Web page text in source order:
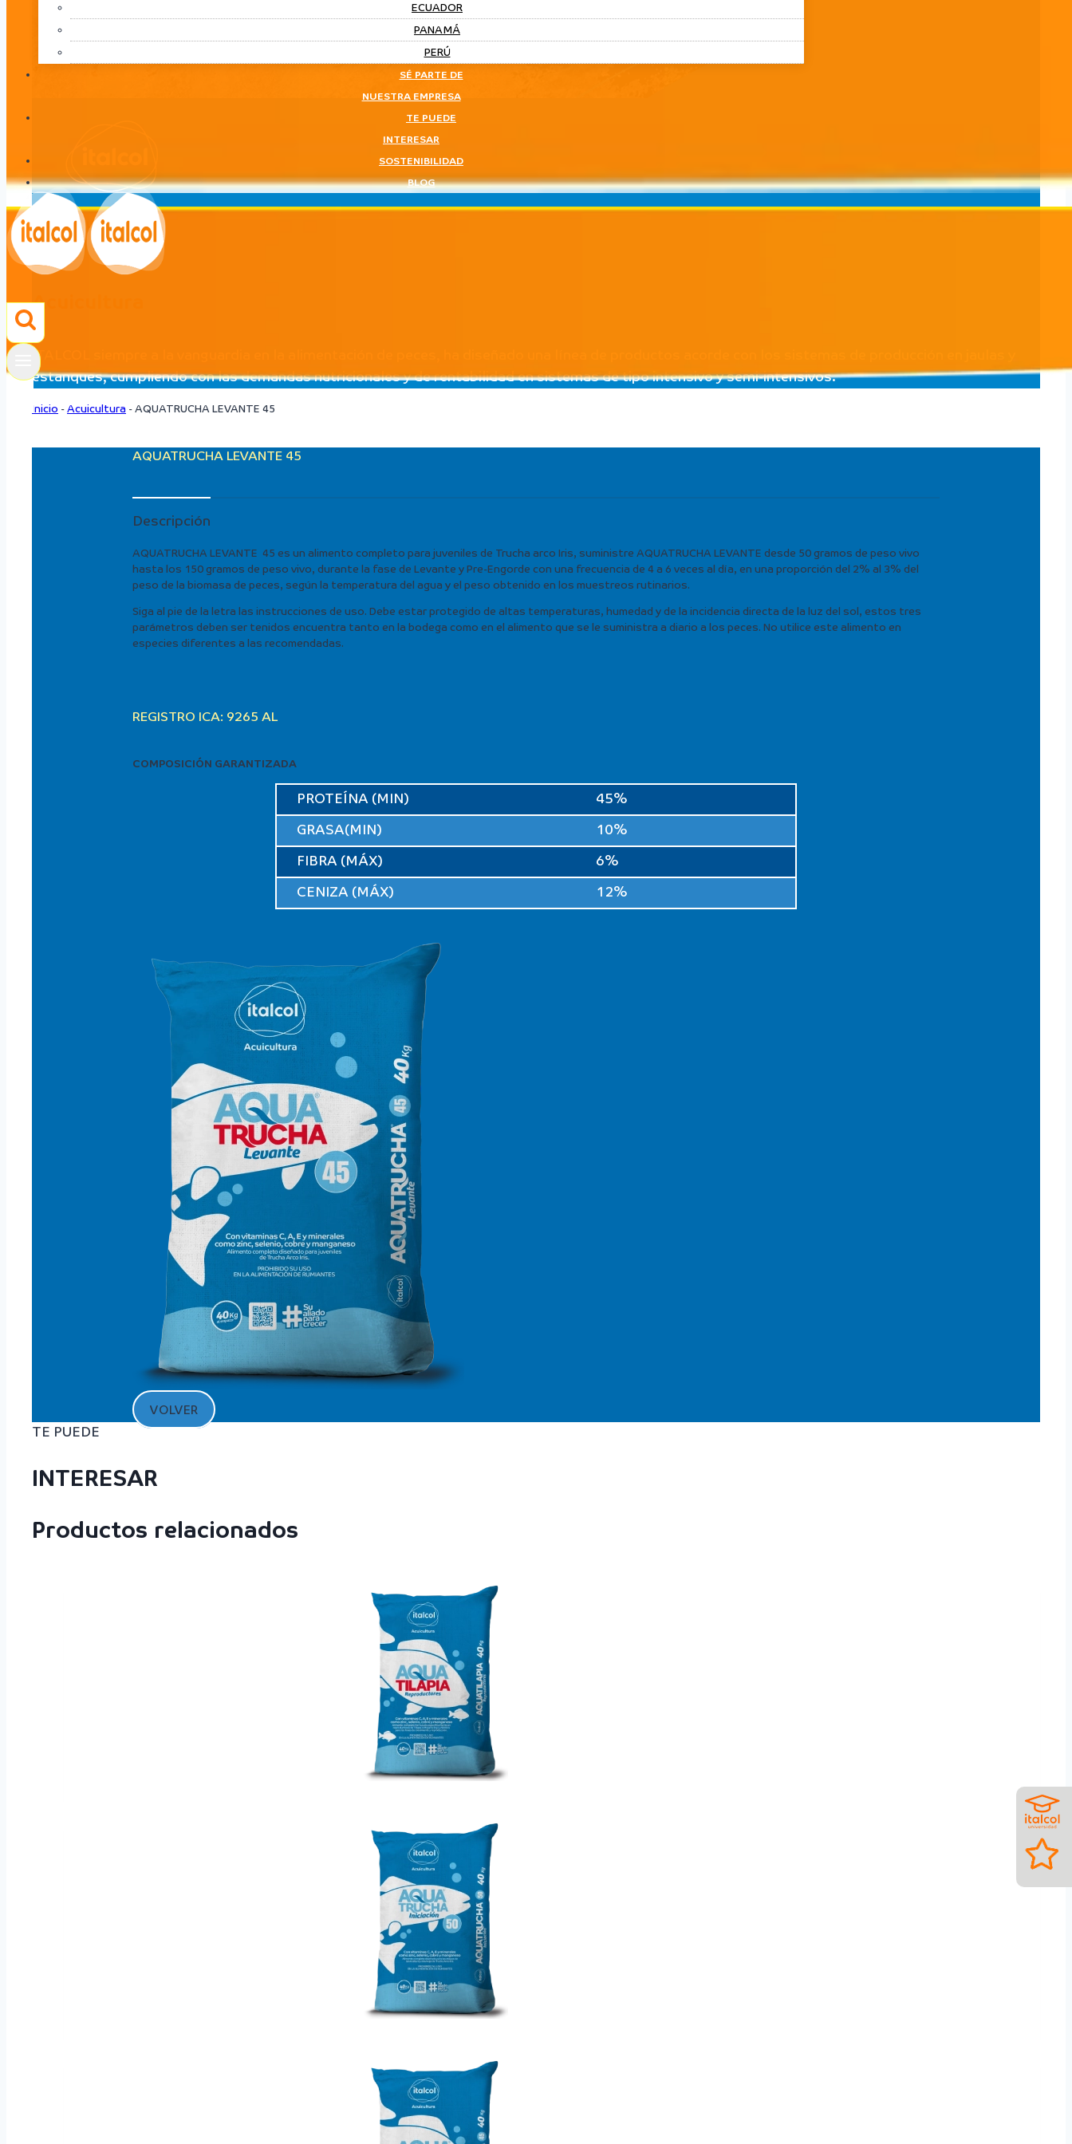
ECUADOR
PANAMÁ
PERÚ
SÉ PARTE DE
NUESTRA EMPRESA
TE PUEDE
INTERESAR
SOSTENIBILIDAD
BLOG
Acuicultura
LÍNEA
Acuicultura
ITALCOL siempre a la vanguardia en la alimentación de peces, ha diseñado una línea de productos acorde con los sistemas de producción en jaulas y
estanques, cumpliendo con las demandas nutricionales y de rentabilidad en sistemas de tipo intensivo y semi-intensivos.
Inicio - Acuicultura - AQUATRUCHA LEVANTE 45
AQUATRUCHA LEVANTE 45
Descripción
AQUATRUCHA LEVANTE 45 es un alimento completo para juveniles de Trucha arco Iris, suministre AQUATRUCHA LEVANTE desde 50 gramos de peso vivo
hasta los 150 gramos de peso vivo, durante la fase de Levante y Pre-Engorde con una frecuencia de 4 a 6 veces al día, en una proporción del 2% al 3% del
peso de la biomasa de peces, según la temperatura del agua y el peso obtenido en los muestreos rutinarios.
Siga al pie de la letra las instrucciones de uso. Debe estar protegido de altas temperaturas, humedad y de la incidencia directa de la luz del sol, estos tres
parámetros deben ser tenidos encuentra tanto en la bodega como en el alimento que se le suministra a diario a los peces. No utilice este alimento en
especies diferentes a las recomendadas.
REGISTRO ICA: 9265 AL
COMPOSICIÓN GARANTIZADA
PROTEÍNA (MIN) 45%
GRASA(MIN) 10%
FIBRA (MÁX) 6%
CENIZA (MÁX) 12%
VOLVER
TE PUEDE
INTERESAR
Productos relacionados